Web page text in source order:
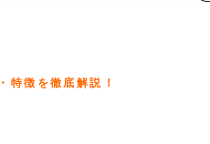
徴を徹底解説！